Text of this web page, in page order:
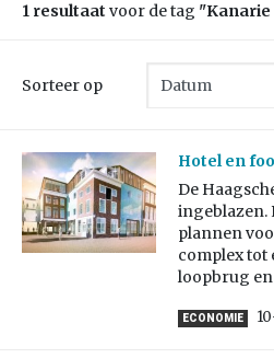
1 resultaat voor de tag "Kanarie
Sorteer op
Hotel en
De
ingeblazen.
plannen
complex tot
loopbrug
ECONOMIE